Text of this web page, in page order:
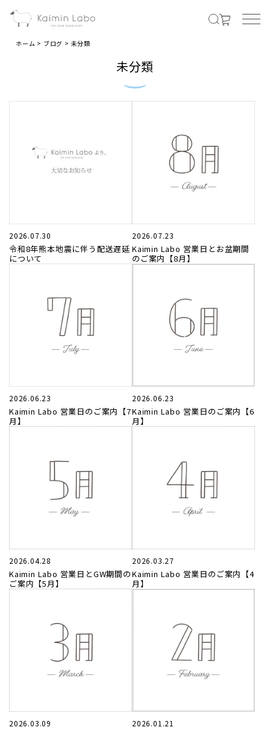
夏の涼しい素材
LADIES
オールシーズンの素材
冬のあったか素材
GOODS
お気に入り
お問い合わせ
ホーム ブログ 未分類
未分類
2026.07.30
令和8年熊本地震に伴う配送遅延
について
2026.07.23
Kaimin Labo 営業日とお盆期間
のご案内【8月】
2026.06.23
Kaimin Labo 営業日のご案内【7
月】
2026.06.23
Kaimin Labo 営業日のご案内【6
月】
2026.04.28
Kaimin Labo 営業日とGW期間の
ご案内【5月】
2026.03.27
Kaimin Labo 営業日のご案内【4
月】
2026.03.09 2026.01.21